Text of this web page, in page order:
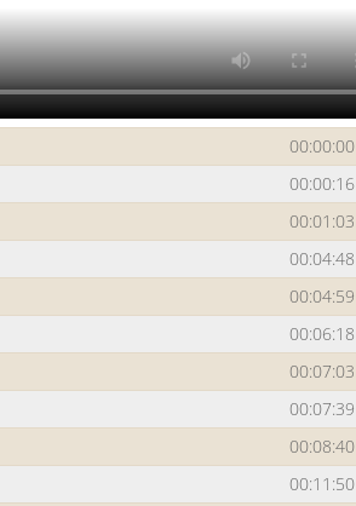
00:00:00
00:00:16
00:01:03
00:04:48
00:04:59
00:06:18
00:07:03
00:07:39
00:08:40
00:11:50